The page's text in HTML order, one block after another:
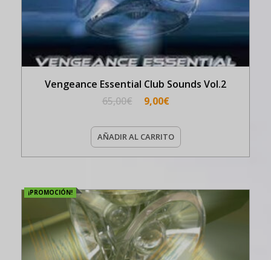
Vengeance Essential Club Sounds Vol.2
65,00€ 9,00€
AÑADIR AL CARRITO
¡PROMOCIÓN!